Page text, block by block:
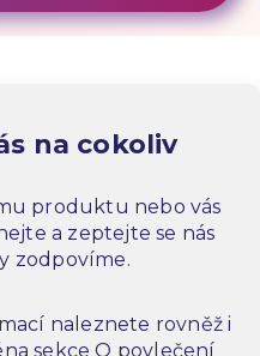
na cokoliv
produktu nebo vás
a zeptejte se nás
zodpovíme.
naleznete rovněž i
sekce O povlečení